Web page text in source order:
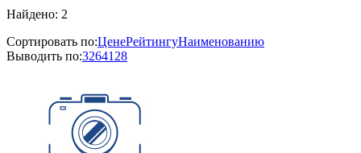
Найдено: 2
Сортировать по:ЦенеРейтингуНаименованию
Выводить по:3264128